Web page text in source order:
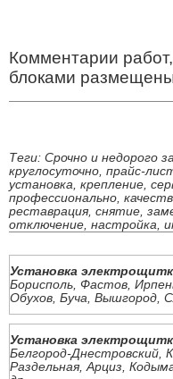
Комментарии
блоками
Теги: Срочно и недорого
круглосуточно, прайс-
установка, крепление,
профессионально,
реставрация, снятие,
отключение, настройка,
Установка
Борисполь, Фастов,
Обухов, Буча, Вышгород,
Установка
Белгород-Днестровский,
Раздельная, Арциз,